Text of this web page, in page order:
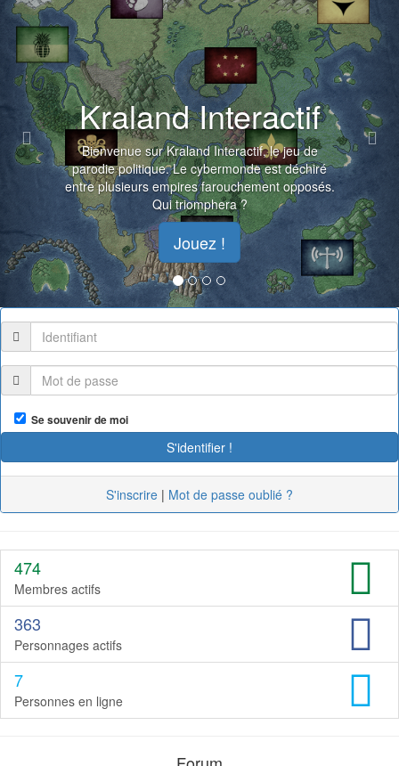
Kraland Interactif
Bienvenue sur Kraland Interactif, le jeu de
parodie politique. Le cybermonde est déchiré
entre plusieurs empires farouchement opposés.
Qui triomphera ?
Jouez !
Se souvenir de moi
S'inscrire | Mot de passe oublié ?
474
Membres actifs
363
Personnages actifs
7
Personnes en ligne